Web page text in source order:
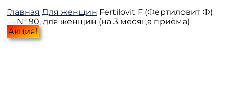
Главная Для женщин Fertilovit F (Фертиловит Ф)
— № 90, для женщин (на 3 месяца приёма)
Акция!